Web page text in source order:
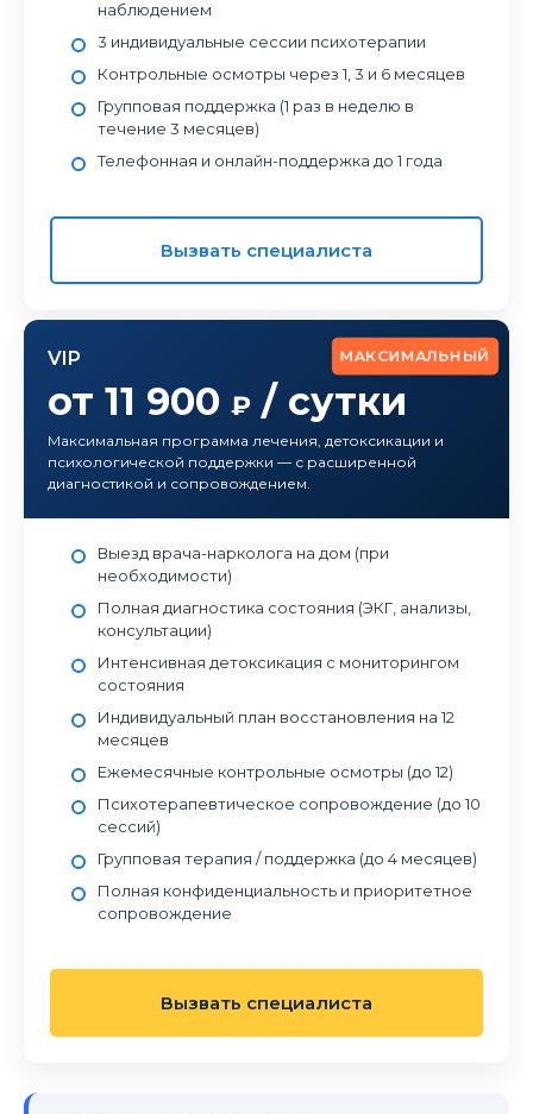
наблюдением
3 индивидуальные сессии психотерапии
Контрольные осмотры через 1, 3 и 6 месяцев
Групповая поддержка (1 раз в неделю в
течение 3 месяцев)
Телефонная и онлайн-поддержка до 1 года
Вызвать специалиста
МАКСИМАЛЬНЫЙ
VIP
от 11 900 ₽ / сутки
Максимальная программа лечения, детоксикации и
психологической поддержки — с расширенной
диагностикой и сопровождением.
Выезд врача-нарколога на дом (при
необходимости)
Полная диагностика состояния (ЭКГ, анализы,
консультации)
Интенсивная детоксикация с мониторингом
состояния
Индивидуальный план восстановления на 12
месяцев
Ежемесячные контрольные осмотры (до 12)
Психотерапевтическое сопровождение (до 10
сессий)
Групповая терапия / поддержка (до 4 месяцев)
Полная конфиденциальность и приоритетное
сопровождение
Вызвать специалиста